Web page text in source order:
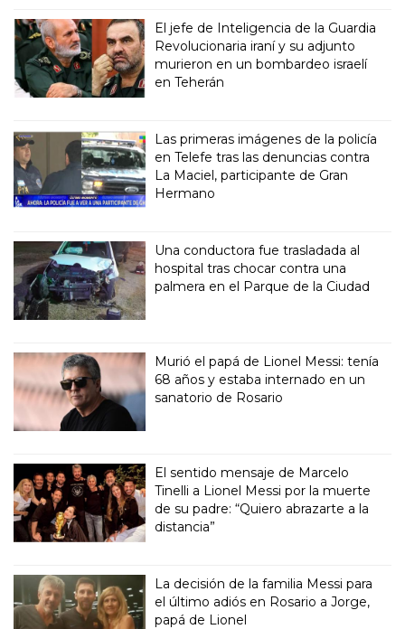
El jefe de Inteligencia de la Guardia
Revolucionaria iraní y su adjunto
murieron en un bombardeo israelí
en Teherán
Las primeras imágenes de la policía
en Telefe tras las denuncias contra
La Maciel, participante de Gran
Hermano
Una conductora fue trasladada al
hospital tras chocar contra una
palmera en el Parque de la Ciudad
Murió el papá de Lionel Messi: tenía
68 años y estaba internado en un
sanatorio de Rosario
El sentido mensaje de Marcelo
Tinelli a Lionel Messi por la muerte
de su padre: “Quiero abrazarte a la
distancia”
La decisión de la familia Messi para
el último adiós en Rosario a Jorge,
papá de Lionel